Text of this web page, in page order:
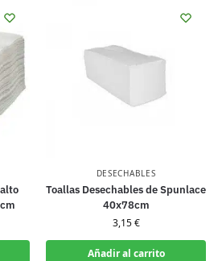
DESECHABLES
Toallas Desechables de Spunlace
40x78cm
3,15€
Añadir al carrito